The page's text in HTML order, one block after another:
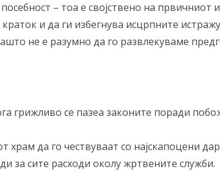
– тоа е својствено на првичниот
и да ги избегнува исцрпните
не е разумно да го развлекуваме
грижливо се пазеа законите поради
храм да го чествуваат со најскапоцени
за сите расходи околу жртвените служби.